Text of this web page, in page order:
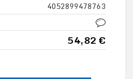
4052899478763
54,82 €